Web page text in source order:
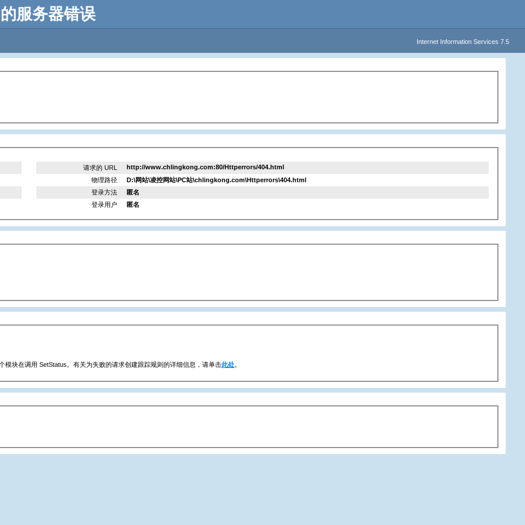
服务器错误
Internet Information Services 7.5
请求的 URL
http://www.chlingkong.com:80/Httperrors/404.html
物理路径
D:\网站\凌控网站\PC站\chlingkong.com\Httperrors\404.html
登录方法
匿名
登录用户
匿名
块在调用 SetStatus。有关为失败的请求创建跟踪规则的详细信息，请单击此处。